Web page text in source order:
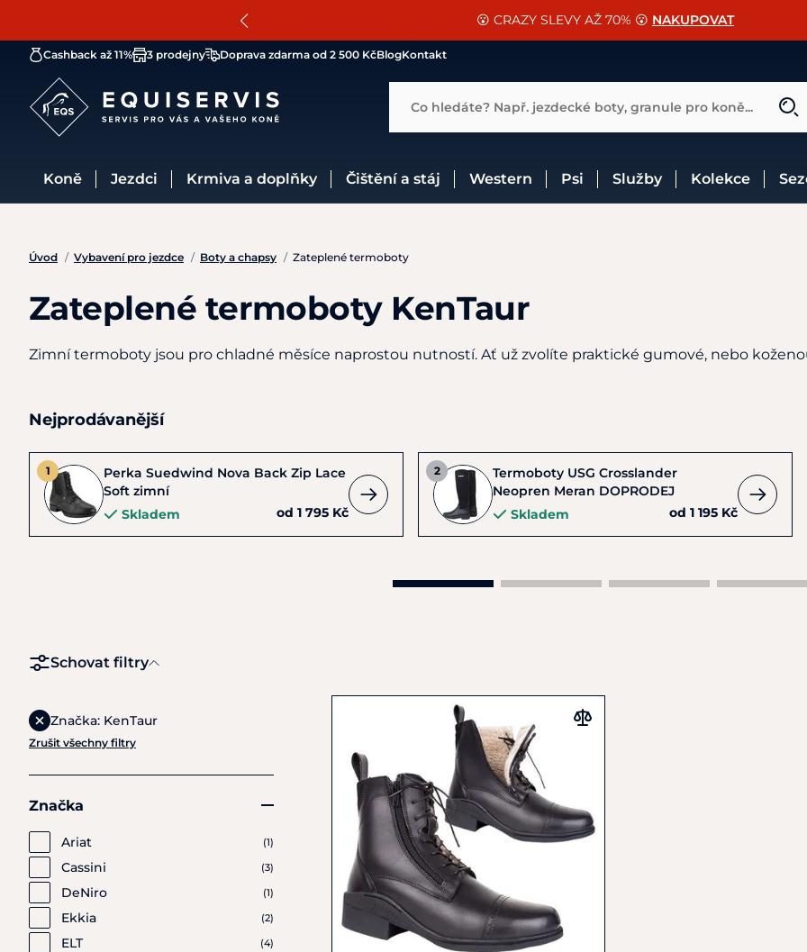
SLEVA 13% na vše od Cassini! CHCI SLEVU
😮 CRAZY SLEVY AŽ 70% 😮 NAKUPOVAT
📐Pasování a doplňky k vybraným sedlům ZDARMA 🐴
Cashback až 11% 3 prodejny Doprava zdarma od 2 500 KčBlogKontakt
Co hledáte? Např. jezdecké boty, granule pro koně...
Koně Jezdci Krmiva a doplňky Čištění a stáj Western Psi Služby Kolekce
Úvod / Vybavení pro jezdce / Boty a chapsy / Zateplené termoboty
Zateplené termoboty KenTaur
Zimní termoboty jsou pro chladné měsíce naprostou nutností. Ať už zvolíte praktické gumové, nebo
Nejprodávanější
Perka Suedwind Nova Back Zip Lace
Soft zimní
Skladem
od 1 795 Kč
Termoboty USG Crosslander
Neopren Meran DOPRODEJ
Skladem
od 1 195 Kč
Schovat filtry
Značka: KenTaur
Zrušit všechny filtry
Značka
Ariat (1)
Cassini (3)
DeNiro (1)
Ekkia (2)
ELT (4)